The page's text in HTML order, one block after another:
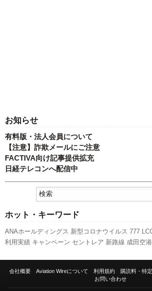
お知らせ
有料版・法人会員について
【注意】詐欺メールにご注意
FACTIVA向け記事提供拡充
日経テレコンへ配信中
ホット・キーワード
ANAホールディングス 新型コロナウイルス 777
利用実績 キャンペーン セントレア 新路線 成田空港
カイマーク 全日空 737NG A320 羽田空港 日本航空
会社概要 Aviation Wireについて 利用規約
購読料・特
お問い合わせ